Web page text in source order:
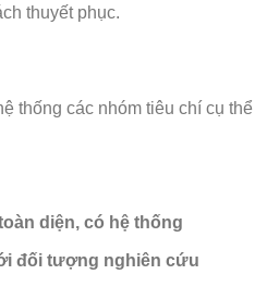
thuyết phục.
thống các nhóm tiêu chí cụ thể
diện, có hệ thống
đối tượng nghiên cứu